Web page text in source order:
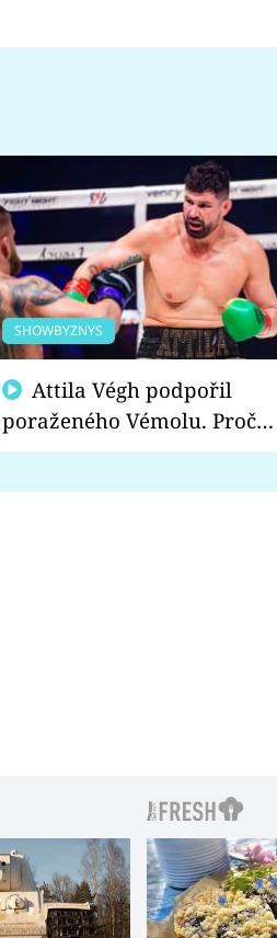
SHOWBYZNYS
poraženého Vémolu. Proč
chce raději zápasit s ním